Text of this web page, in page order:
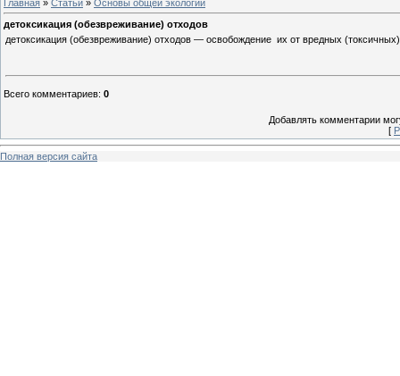
Главная » Статьи » Основы общей экологии
детоксикация (обезвреживание) отходов
детоксикация (обезвреживание) отходов — освобождение их от вредных
Всего комментариев: 0
Добавлять комментарии
[
Полная версия сайта